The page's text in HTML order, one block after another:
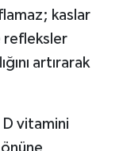
kaslar
refleksler
artırarak
vitamini